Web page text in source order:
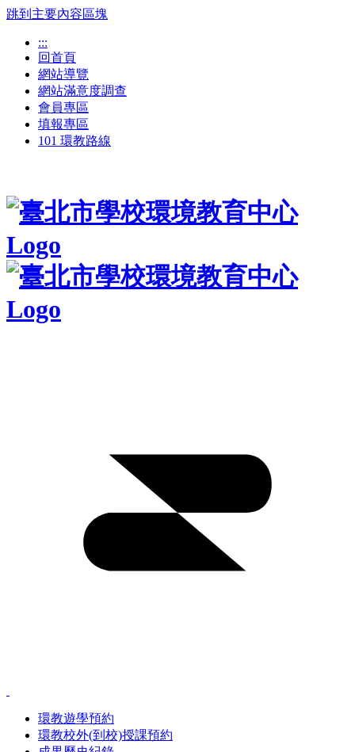
跳到主要內容區塊
:::
回首頁
網站導覽
網站滿意度調查
會員專區
填報專區
101 環教路線
環教遊學預約
環教校外(到校)授課預約